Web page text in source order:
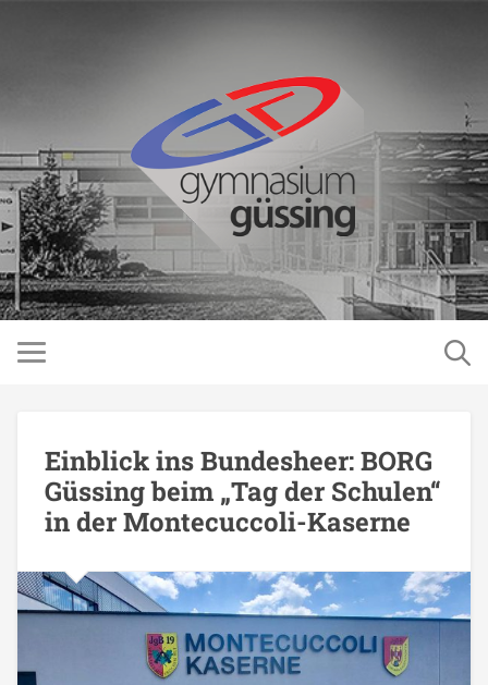
Einblick ins Bundesheer: BORG
Güssing beim „Tag der Schulen“
in der Montecuccoli-Kaserne